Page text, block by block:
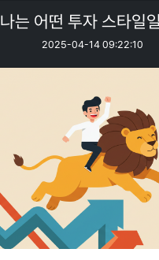
나는 어떤 투자 스타일
2025-04-14 09:22:10